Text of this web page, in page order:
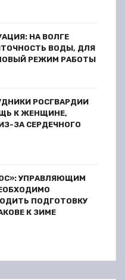
НА ВОЛГЕ
ВОДЫ, ДЛЯ
РЕЖИМ РАБОТЫ
РОСГВАРДИИ
К ЖЕНЩИНЕ,
ЗА СЕРДЕЧНОГО
УПРАВЛЯЮЩИМ
ПОДГОТОВКУ
К ЗИМЕ